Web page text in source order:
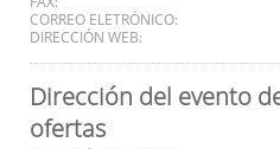
CORREO ELETRÓNICO:
DIRECCIÓN WEB:
Dirección del evento
ofertas